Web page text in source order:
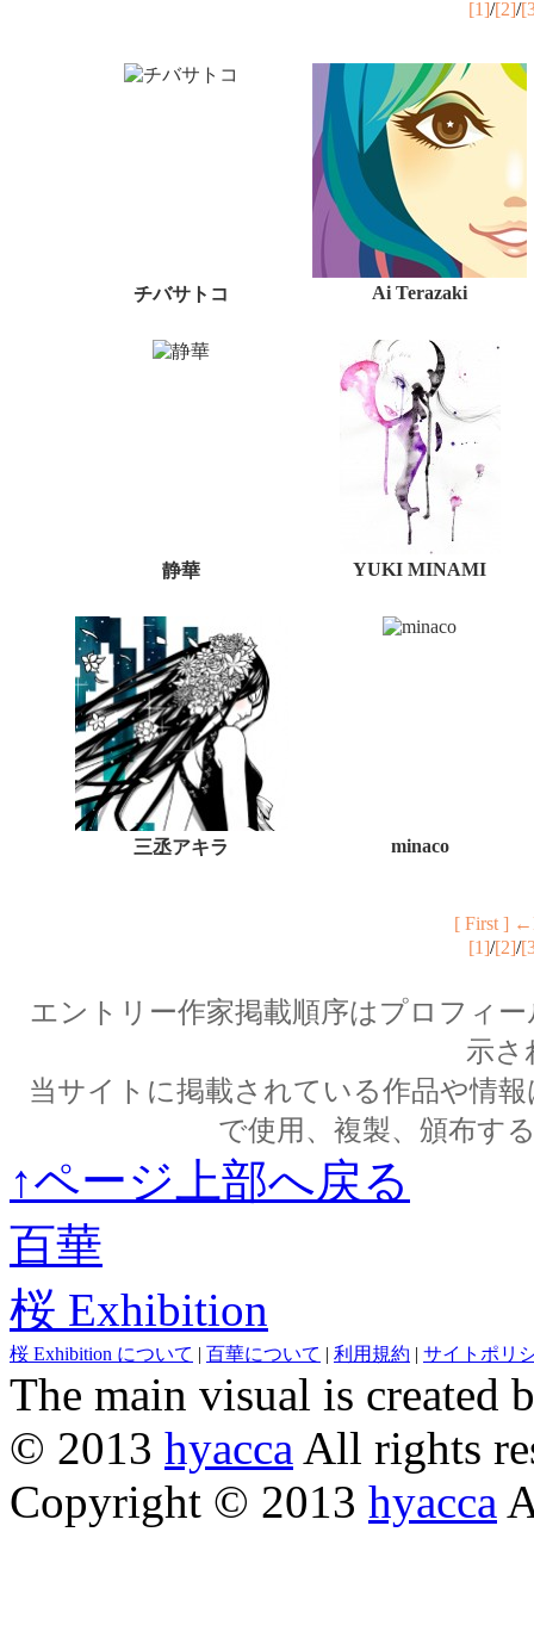
[1]/[2]/
チバサトコ Ai Terazaki
静華 YUKI MINAMI
三丞アキラ minaco
[ First ]
[1]/[2]/
エントリー作家掲載順序はプロフィ
示さ
当サイトに掲載されている作品や情
で使用、複製、頒布す
↑ページ上部へ戻る
百華
桜 Exhibition
桜 Exhibition について | 百華について | 利用規約 | サイトポリ
The main visual is created
© 2013 hyacca All rights
Copyright © 2013 hyacca